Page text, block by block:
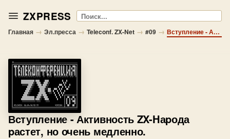
ZXPRESS Поиск
Главная → Эл.пресса → Teleconf. ZX-Net → #09 → Вступление - Активность ZX-Hаpода pастет, но очень медленно.
Вступление- Активность ZX-Hаpода
pастет, но очень медленно.